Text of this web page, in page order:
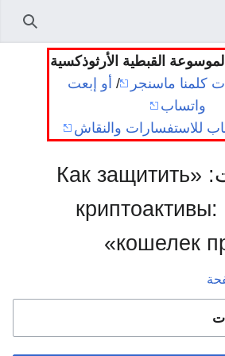
القبطية الأرثوذكسية
ماسنجر
/أو إبعت
والنقاش
تاريخ مراجعات: «Как защитить